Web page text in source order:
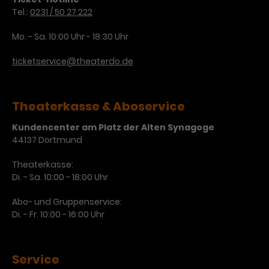
Anbieter Google Analytics
pro Minute an Google Analytics
gesendet. Solange es gesetzt ist,
Laufzeit 3 Monate
Zweck
Dieses Cookie wird verwendet, um
Nutzerinteraktionen mit
Werbeanzeigen zu messen und
Anbieter Google / DoubleClick
Laufzeit 1 Jahr
Zweck
Tel.: 0231 / 50 27 222
Mo. - Sa. 10:00 Uhr - 18:30 Uhr
ticketservice@theaterdo.de
Theaterkasse & Aboservice
Kundencenter am Platz der Alten Synagoge
44137 Dortmund
Theaterkasse:
Di. - Sa. 10:00 - 18:00 Uhr
Abo- und Gruppenservice:
Di. - Fr. 10:00 - 16:00 Uhr
Service